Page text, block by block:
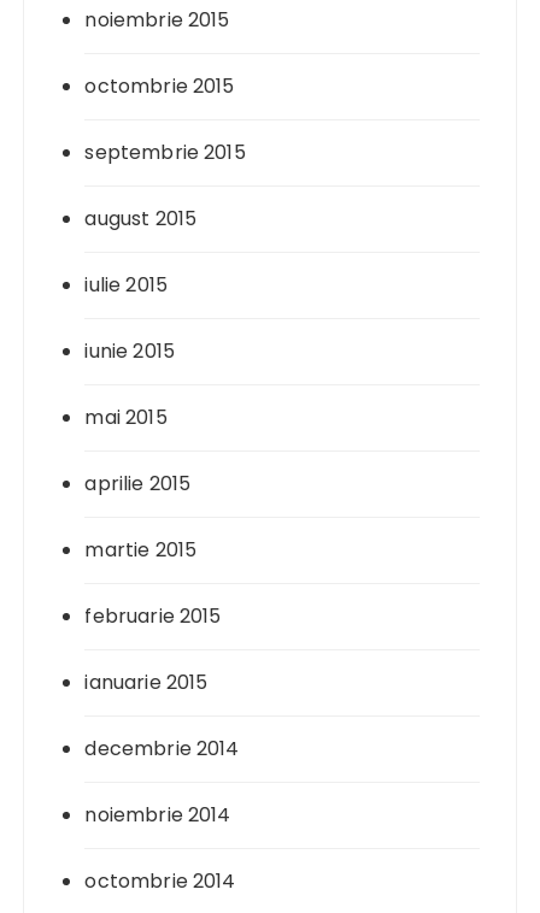
noiembrie 2015
octombrie 2015
septembrie 2015
august 2015
iulie 2015
iunie 2015
mai 2015
aprilie 2015
martie 2015
februarie 2015
ianuarie 2015
decembrie 2014
noiembrie 2014
octombrie 2014